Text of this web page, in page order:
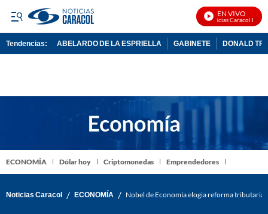
EN VIVO
Noticias Caracol En
Tendencias: ABELARDO DE LA ESPRIELLA GABINETE DONALD
ECONOMÍA Dólar hoy Criptomonedas Emprendedores
Noticias Caracol / ECONOMÍA / Nobel de Economía elogia reforma tributaria